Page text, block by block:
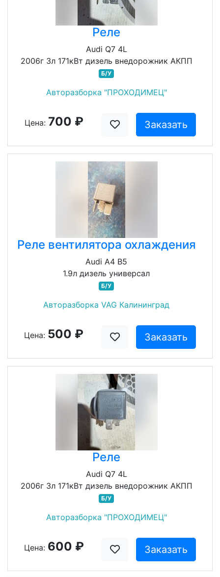
Реле
Audi Q7 4L
2006г 3л 171кВт дизель внедорожник АКПП
Б/У
Авторазборка "ПРОХОДИМЕЦ"
Цена: 700 ₽ Заказать
Реле вентилятора охлаждения
Audi A4 B5
1.9л дизель универсал
Б/У
Авторазборка VAG Калининград
Цена: 500 ₽ Заказать
Реле
Audi Q7 4L
2006г 3л 171кВт дизель внедорожник АКПП
Б/У
Авторазборка "ПРОХОДИМЕЦ"
Цена: 600 ₽ Заказать